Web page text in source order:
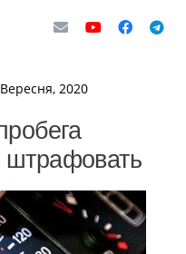
2020
штрафовать